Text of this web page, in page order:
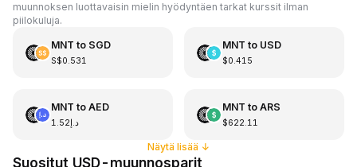
muunnoksen luottavaisin mielin hyödyntäen tarkat kurssit ilman
piilokuluja.
MNT to SGD
S$0.531
MNT to USD
$0.415
MNT to AED
د.إ1.52
MNT to ARS
$622.11
Näytä lisää ↓
Suositut USD-muunnosparit